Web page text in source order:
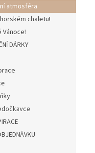
atmosféra
chaletu!
DÁRKY